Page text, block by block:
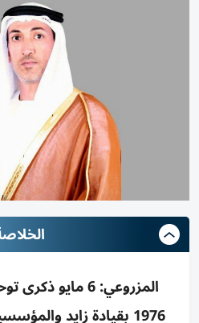
المزروعي: 6
1976 بقيادة زايد